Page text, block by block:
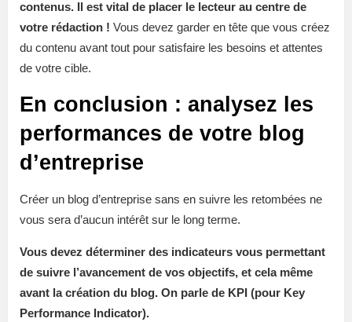
contenus. Il est vital de placer le lecteur au centre de
votre rédaction ! Vous devez garder en tête que vous créez
du contenu avant tout pour satisfaire les besoins et attentes
de votre cible.
En conclusion : analysez les
performances de votre blog
d’entreprise
Créer un blog d’entreprise sans en suivre les retombées ne
vous sera d’aucun intérêt sur le long terme.
Vous devez déterminer des indicateurs vous permettant
de suivre l’avancement de vos objectifs, et cela même
avant la création du blog. On parle de KPI (pour Key
Performance Indicator).